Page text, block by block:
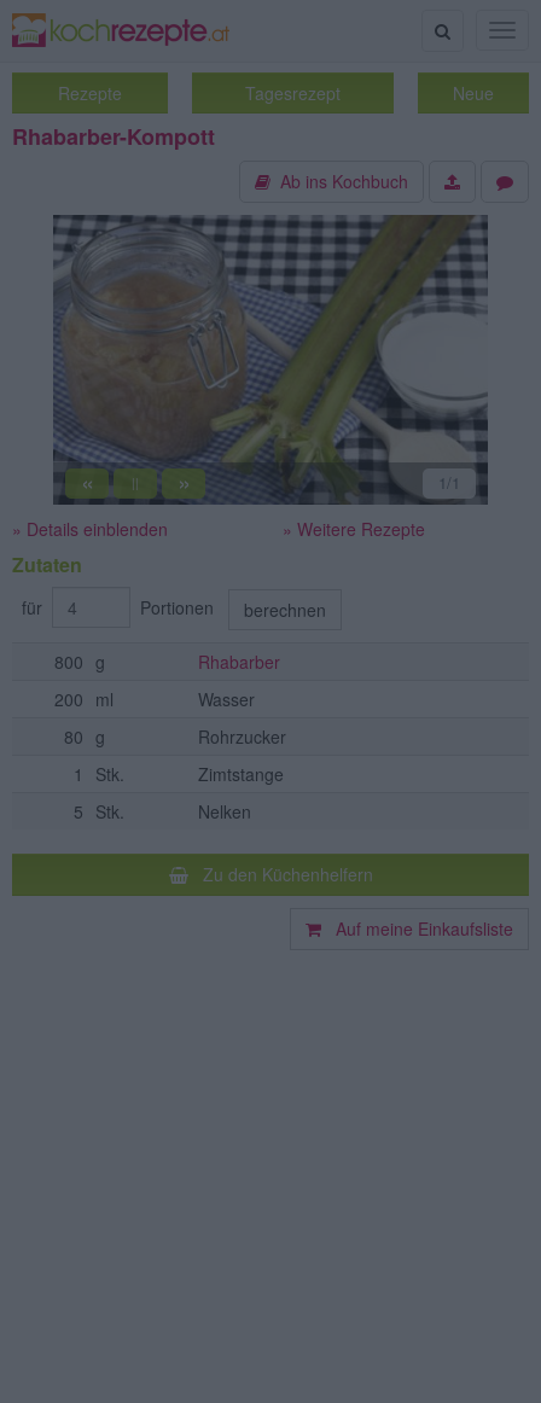
Suche
Rezepte Tagesrezept Neue
Rhabarber-Kompott
Ab ins Kochbuch
« || » 1/1
» Details einblenden » Weitere Rezepte
Zutaten
für Portionen berechnen
800 g
Rhabarber
200 ml
Wasser
80 g
Rohrzucker
1
Stk.
Zimtstange
5 Stk. Nelken
Zu den Küchenhelfern
Auf meine Einkaufsliste